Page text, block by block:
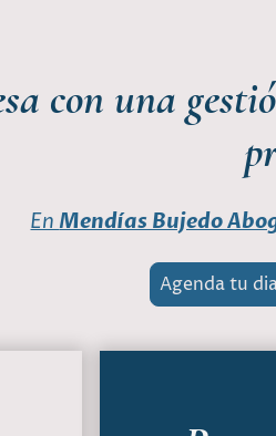
con una
EnMendías Bujedo
Agenda tu